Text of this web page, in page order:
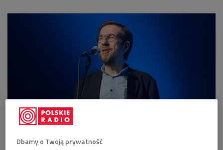
Podczas wywiadu w "Poranku Dwójki" Piotr Kędziorek mówił o swoim
pomyśle na Program 2 i odpowiedzialności, którą czuje
Dbamy o Twoją prywatność